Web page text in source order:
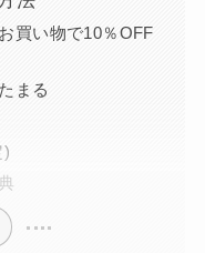
買い物で10％OFF
まる
)